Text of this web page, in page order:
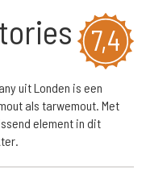
7,4
uit Londen is een
als tarwemout. Met
element in dit